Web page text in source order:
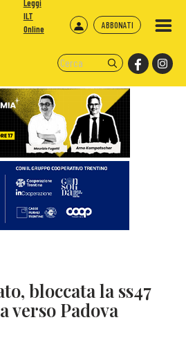
ABBONATI
Leggi
ILT
Online
bloccata la ss47
verso Padova